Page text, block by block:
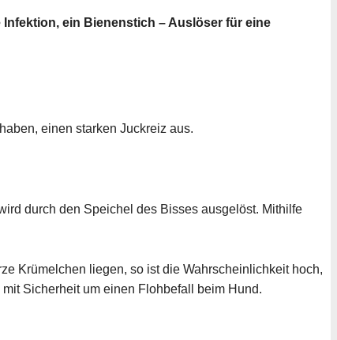
Infektion, ein Bienenstich – Auslöser für eine
einen starken Juckreiz aus.
durch den Speichel des Bisses ausgelöst. Mithilfe
Krümelchen liegen, so ist die Wahrscheinlichkeit hoch,
Sicherheit um einen Flohbefall beim Hund.